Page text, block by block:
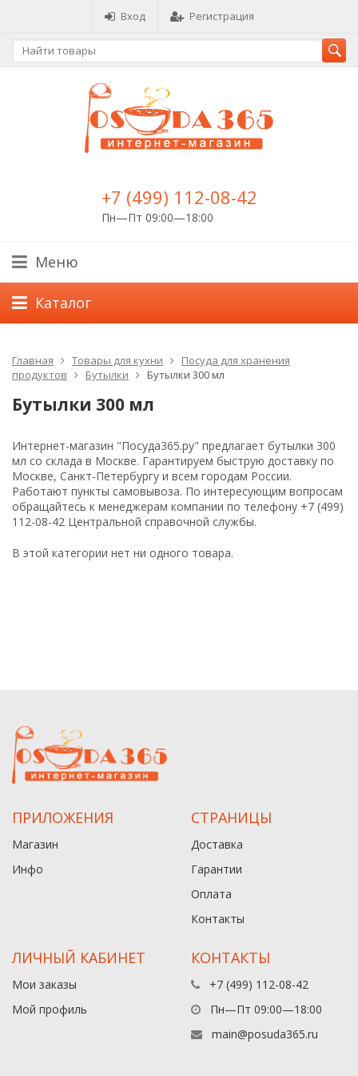
Вход Регистрация
+7 (499) 112-08-42
Пн—Пт 09:00—18:00
Меню
Каталог
Главная Товары для кухни
Посуда для хранения
продуктов
Бутылки Бутылки 300 мл
Бутылки 300 мл
Интернет-магазин "Посуда365.ру" предлагает бутылки 300
мл со склада в Москве. Гарантируем быструю доставку по
Москве, Санкт-Петербургу и всем городам России.
Работают пункты самовывоза. По интересующим вопросам
обращайтесь к менеджерам компании по телефону +7 (499)
112-08-42 Центральной справочной службы.
В этой категории нет ни одного товара.
ПРИЛОЖЕНИЯ
Магазин
Инфо
СТРАНИЦЫ
Доставка
Гарантии
Оплата
Контакты
ЛИЧНЫЙ КАБИНЕТ
Мои заказы
Мой профиль
КОНТАКТЫ
+7 (499) 112-08-42
Пн—Пт 09:00—18:00
main@posuda365.ru